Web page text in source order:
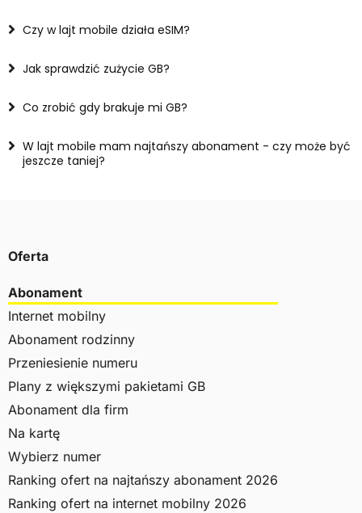
Czy w lajt mobile działa eSIM?
Jak sprawdzić zużycie GB?
Co zrobić gdy brakuje mi GB?
W lajt mobile mam najtańszy abonament - czy może być
jeszcze taniej?
Oferta
Abonament
Internet mobilny
Abonament rodzinny
Przeniesienie numeru
Plany z większymi pakietami GB
Abonament dla firm
Na kartę
Wybierz numer
Ranking ofert na najtańszy abonament 2026
Ranking ofert na internet mobilny 2026